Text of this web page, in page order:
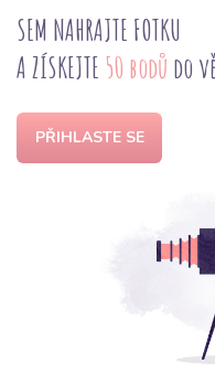
SEM NAHRAJTE FOTKU
A ZÍSKEJTE 50 bodů do
PŘIHLASTE SE